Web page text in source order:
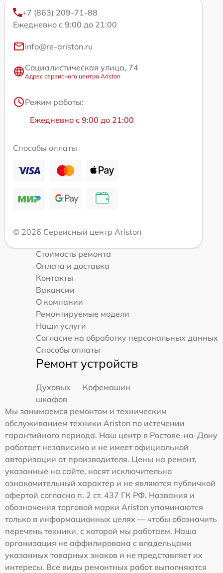
+7 (863) 209-71-88
Ежедневно с 9:00 до 21:00
info@re-ariston.ru
Социалистическая улица, 74
Адрес сервисного центра Ariston
Режим работы:
Ежедневно с 9:00 до 21:00
Способы оплаты
© 2026 Сервисный центр Ariston
Стоимость ремонта
Оплата и доставка
Контакты
Вакансии
О компании
Ремонтируемые модели
Наши услуги
Согласие на обработку персональных данных
Способы оплаты
Ремонт устройств
Духовых
шкафов
Кофемашин
Мы занимаемся ремонтом и техническим
обслуживанием техники Ariston по истечении
гарантийного периода. Наш центр в Ростове-на-Дону
работает независимо и не имеет официальной
авторизации от производителя. Цены на ремонт,
указанные на сайте, носят исключительно
ознакомительный характер и не являются публичной
офертой согласно п. 2 ст. 437 ГК РФ. Названия и
обозначения торговой марки Ariston упоминаются
только в информационных целях — чтобы обозначить
перечень техники, с которой мы работаем. Наша
организация не аффилирована с владельцами
указанных товарных знаков и не представляет их
интересы. Все виды ремонтных работ выполняются